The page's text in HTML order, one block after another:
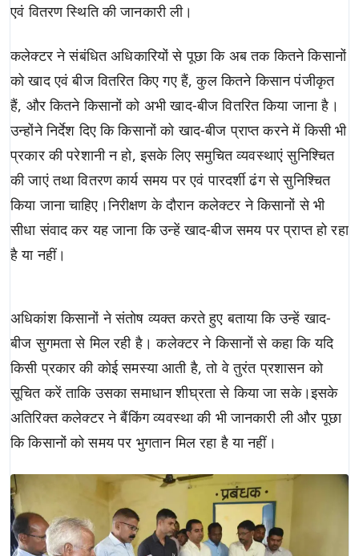
एवं वितरण स्थिति की जानकारी ली।
कलेक्टर ने संबंधित अधिकारियों से पूछा कि अब तक कितने किसानों
को खाद एवं बीज वितरित किए गए हैं, कुल कितने किसान पंजीकृत
हैं, और कितने किसानों को अभी खाद-बीज वितरित किया जाना है।
उन्होंने निर्देश दिए कि किसानों को खाद-बीज प्राप्त करने में किसी भी
प्रकार की परेशानी न हो, इसके लिए समुचित व्यवस्थाएं सुनिश्चित
की जाएं तथा वितरण कार्य समय पर एवं पारदर्शी ढंग से सुनिश्चित
किया जाना चाहिए।निरीक्षण के दौरान कलेक्टर ने किसानों से भी
सीधा संवाद कर यह जाना कि उन्हें खाद-बीज समय पर प्राप्त हो रहा
है या नहीं।
अधिकांश किसानों ने संतोष व्यक्त करते हुए बताया कि उन्हें खाद-
बीज सुगमता से मिल रही है। कलेक्टर ने किसानों से कहा कि यदि
किसी प्रकार की कोई समस्या आती है, तो वे तुरंत प्रशासन को
सूचित करें ताकि उसका समाधान शीघ्रता से किया जा सके।इसके
अतिरिक्त कलेक्टर ने बैंकिंग व्यवस्था की भी जानकारी ली और पूछा
कि किसानों को समय पर भुगतान मिल रहा है या नहीं।